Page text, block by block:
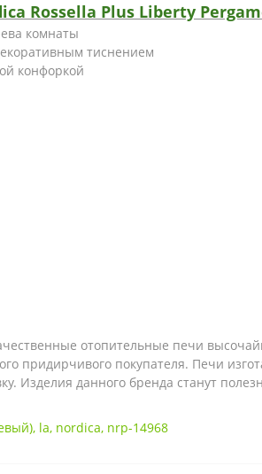
Rossella Plus Liberty
комнаты
тиснением
конфоркой
отопительные печи
придирчивого покупателя. Печи
Изделия данного бренда станут
, la, nordica, nrp-14968